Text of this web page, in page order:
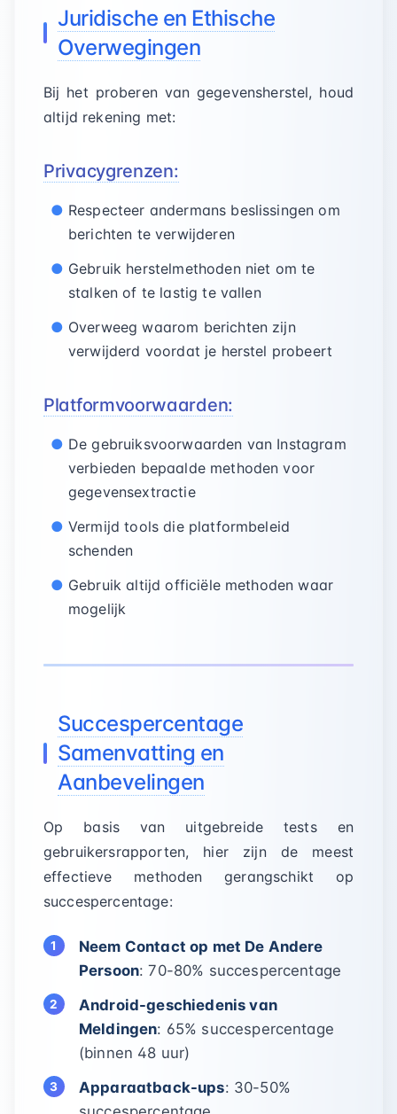
Juridische en Ethische
Overwegingen
Bij het proberen van gegevensherstel, houd
altijd rekening met:
Privacygrenzen:
Respecteer andermans beslissingen om
berichten te verwijderen
Gebruik herstelmethoden niet om te
stalken of te lastig te vallen
Overweeg waarom berichten zijn
verwijderd voordat je herstel probeert
Platformvoorwaarden:
De gebruiksvoorwaarden van Instagram
verbieden bepaalde methoden voor
gegevensextractie
Vermijd tools die platformbeleid
schenden
Gebruik altijd officiële methoden waar
mogelijk
Succespercentage
Samenvatting en
Aanbevelingen
Op basis van uitgebreide tests en
gebruikersrapporten, hier zijn de meest
effectieve methoden gerangschikt op
succespercentage:
Neem Contact op met De Andere
Persoon: 70-80% succespercentage
Android-geschiedenis van
Meldingen: 65% succespercentage
(binnen 48 uur)
Apparaatback-ups: 30-50%